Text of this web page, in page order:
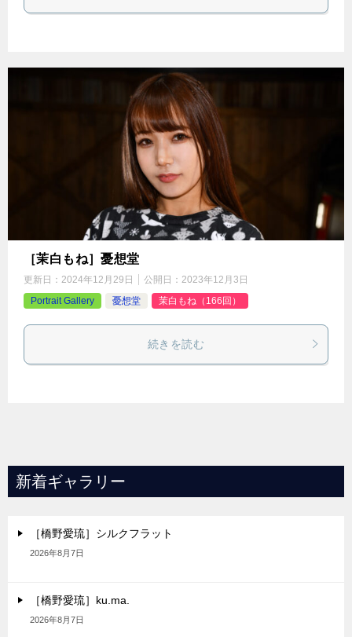
［茉白もね］憂想堂
更新日： 2024年12月29日 公開日： 2023年12月3日
Portrait Gallery
憂想堂 茉白もね（166回）
続きを読む
新着ギャラリー
［橋野愛琉］シルクフラット
2026年8月7日
［橋野愛琉］ku.ma.
2026年8月7日